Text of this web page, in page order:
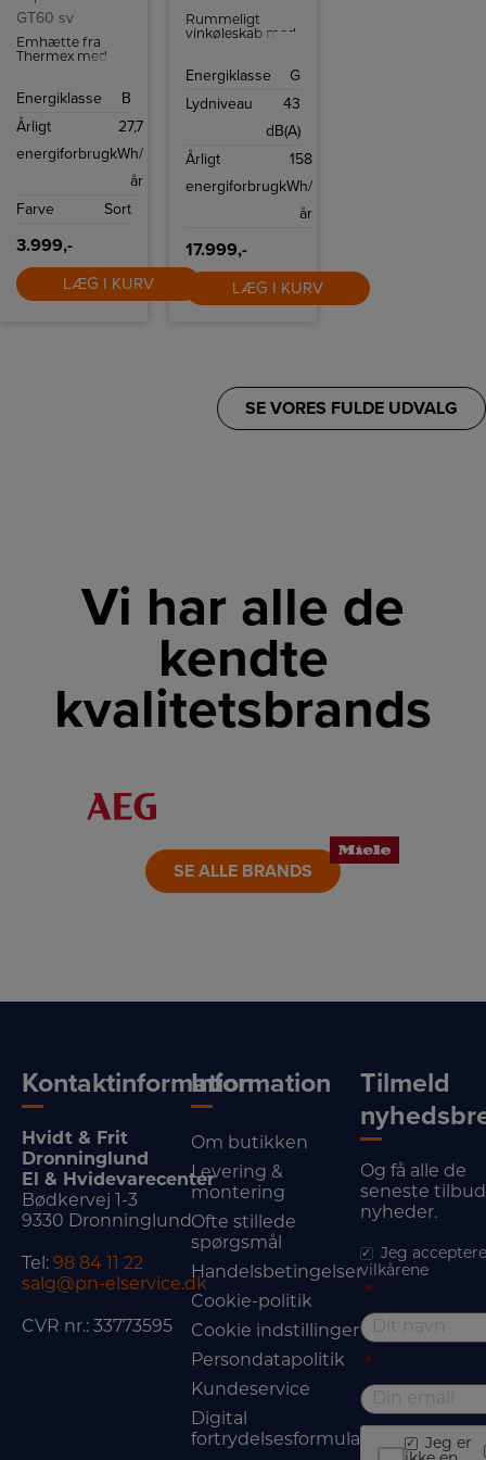
GT60 sv
Emhætte fra
Thermex med
belysning, nem
rengøring og
mulighed for Top
Energiklasse
B
Årligt
energiforbrug
27,7
kWh/
år
Farve
Sort
3.999,-
LÆG I KURV
Rummeligt
vinkøleskab med
større
Energiklasse
G
Lydniveau
43
dB(A)
Årligt
energiforbrug
158
kWh/
år
17.999,-
LÆG I KURV
SE VORES FULDE UDVALG
Vi har alle de
kendte
kvalitetsbrands
LINK
SE ALLE BRANDS
Kontaktinformation
Hvidt & Frit
Dronninglund
El & Hvidevarecenter
Bødkervej 1-3
9330 Dronninglund
Tel: 98 84 11 22
salg@pn-elservice.dk
CVR nr.: 33773595
Information
Om butikken
Levering &
montering
Ofte stillede
spørgsmål
Handelsbetingelser
Cookie-politik
Cookie indstillinger
Persondatapolitik
Kundeservice
Digital
fortrydelsesformular
Tilmeld
Og få alle de
seneste
nyheder.
Jeg
vilkårene
*
*
Jeg er